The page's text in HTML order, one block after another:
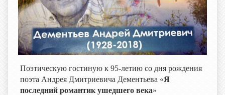
Поэтическую гостиную к 95-летию со дня рождения
поэта Андрея Дмитриевича Дементьева «Я
последний романтик ушедшего века»